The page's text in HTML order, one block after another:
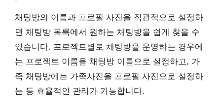
채팅방의 이름과 프로필 사진을 직관적으로 설정하
면 채팅방 목록에서 원하는 채팅방을 쉽게 찾을 수
있습니다. 프로젝트별로 채팅방을 운영하는 경우에
는 프로젝트 이름을 채팅방 이름으로 설정하고, 가
족 채팅방에는 가족사진을 프로필 사진으로 설정하
는 등 효율적인 관리가 가능합니다.